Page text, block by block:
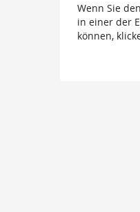
Wenn Sie
in einer der
können,